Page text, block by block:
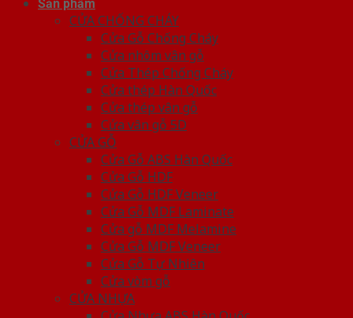
Sản phẩm
CỬA CHỐNG CHÁY
Cửa Gỗ Chống Cháy
Cửa nhôm vân gỗ
Cửa Thép Chống Cháy
Cửa thép Hàn Quốc
Cửa thép vân gỗ
Cửa vân gỗ 5D
CỬA GỖ
Cửa Gỗ ABS Hàn Quốc
Cửa Gỗ HDF
Cửa Gỗ HDF Veneer
Cửa Gỗ MDF Laminate
Cửa gỗ MDF Melamine
Cửa Gỗ MDF Veneer
Cửa Gỗ Tự Nhiên
Cửa vòm gỗ
CỬA NHỰA